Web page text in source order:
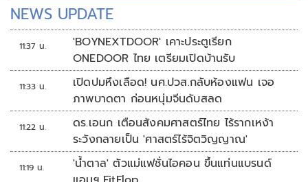
NEWS UPDATE
11:37 น.
'BOYNEXTDOOR' เคาะประตูเรียก
ONEDOOR ไทย เตรียมเปิดบ้านรับ
11:33 น.
เปิดปมหึงเลือด! นศ.ปวส.กลับห้องแฟน เจอ
ภาพบาดตา ก่อนหนุ่มจีนดับสลด
11:22 น.
ดร.เอนก เตือนสังคมศาสตร์ไทย ไร้รากเหง้า
ระวังกลายเป็น 'ศาสตร์ไร้จิตวิญญาณ'
11:19 น.
'น้ำตาล' ตัวแม่แฟชั่นไอคอน ขึ้นแท่นแบรนด์